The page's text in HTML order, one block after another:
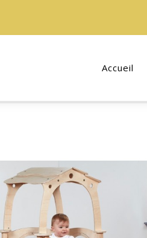
Accueil